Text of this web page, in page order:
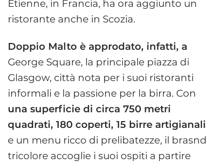
Etienne, in Francia, ha ora aggiunto un
ristorante anche in Scozia.
Doppio Malto è approdato, infatti, a
George Square, la principale piazza di
Glasgow, città nota per i suoi ristoranti
informali e la passione per la birra. Con
una superficie di circa 750 metri
quadrati, 180 coperti, 15 birre artigianali
e un menu ricco di prelibatezze, il brasnd
tricolore accoglie i suoi ospiti a partire